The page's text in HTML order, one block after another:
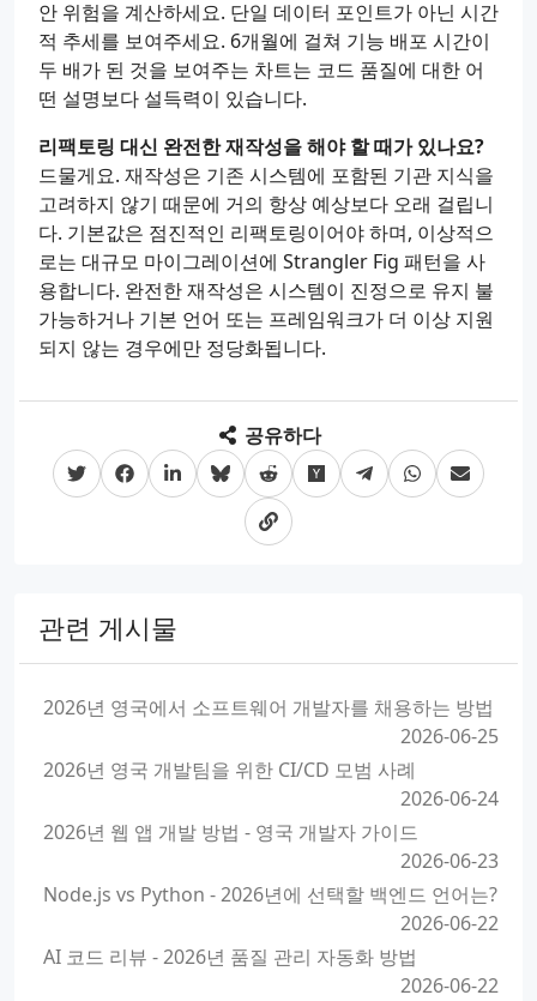
안 위험을 계산하세요. 단일 데이터 포인트가 아닌 시간
적 추세를 보여주세요. 6개월에 걸쳐 기능 배포 시간이
두 배가 된 것을 보여주는 차트는 코드 품질에 대한 어
떤 설명보다 설득력이 있습니다.
리팩토링 대신 완전한 재작성을 해야 할 때가 있나요?
드물게요. 재작성은 기존 시스템에 포함된 기관 지식을
고려하지 않기 때문에 거의 항상 예상보다 오래 걸립니
다. 기본값은 점진적인 리팩토링이어야 하며, 이상적으
로는 대규모 마이그레이션에 Strangler Fig 패턴을 사
용합니다. 완전한 재작성은 시스템이 진정으로 유지 불
가능하거나 기본 언어 또는 프레임워크가 더 이상 지원
되지 않는 경우에만 정당화됩니다.
공유하다
관련 게시물
2026년 영국에서 소프트웨어 개발자를 채용하는 방법
2026-06-25
2026년 영국 개발팀을 위한 CI/CD 모범 사례
2026-06-24
2026년 웹 앱 개발 방법 - 영국 개발자 가이드
2026-06-23
Node.js vs Python - 2026년에 선택할 백엔드 언어는?
2026-06-22
AI 코드 리뷰 - 2026년 품질 관리 자동화 방법
2026-06-22